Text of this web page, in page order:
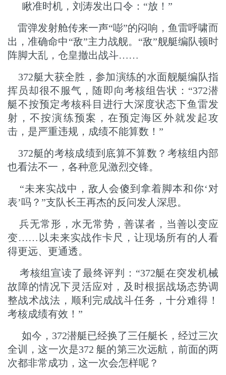
瞅准时机，刘涛发出口令：“放！”
雷弹发射舱传来一声“嘭”的闷响，鱼雷呼啸而
出，准确命中“敌”主力战舰。“敌”舰艇编队顿时
阵脚大乱，仓皇撤出战斗……
372艇大获全胜，参加演练的水面舰艇编队指
挥员却很不服气，随即向考核组告状：“372潜
艇不按预定考核科目进行大深度状态下鱼雷发
射，不按演练预案，在预定海区外就发起攻
击，是严重违规，成绩不能算数！”
372艇的考核成绩到底算不算数？考核组内部
也看法不一，各种意见激烈交锋。
“未来实战中，敌人会傻到拿着脚本和你‘对
表’吗？”支队长王再杰的反问发人深思。
兵无常形，水无常势，善谋者，当善以变应
变……以未来实战作卡尺，让现场所有的人看
得更远、更通透。
考核组宣读了最终评判：“372艇在突发机械
故障的情况下灵活应对，及时根据战场态势调
整战术战法，顺利完成战斗任务，十分难得！
考核成绩有效！”
如今，372潜艇已经换了三任艇长，经过三次
全训，这一次是372 艇的第三次远航，前面的两
次都非常成功，这一次会怎样呢？